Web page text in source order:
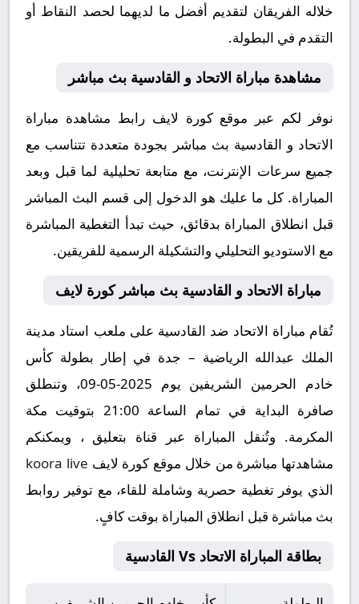
خلاله الفريقان لتقديم أفضل ما لديهما لحصد النقاط أو
التقدم في البطولة.
مشاهدة مباراة الاتحاد و القادسية بث مباشر
نوفر لكم عبر موقع كورة لايف رابط مشاهدة مباراة
الاتحاد و القادسية بث مباشر بجودة متعددة تتناسب مع
جميع سرعات الإنترنت، مع متابعة تحليلية لما قبل وبعد
المباراة. كل ما عليك هو الدخول إلى قسم البث المباشر
قبل انطلاق المباراة بدقائق، حيث تبدأ التغطية المباشرة
مع الاستوديو التحليلي والتشكيلة الرسمية للفريقين.
مباراة الاتحاد و القادسية بث مباشر كورة لايف
تُقام مباراة الاتحاد ضد القادسية على ملعب استاد مدينة
الملك عبدالله الرياضية – جدة في إطار بطولة كأس
خادم الحرمين الشريفين يوم 2025-05-09، وتنطلق
صافرة البداية في تمام الساعة 21:00 بتوقيت مكة
المكرمة. وتُنقل المباراة عبر قناة بتعليق ، ويمكنكم
مشاهدتها مباشرة من خلال موقع كورة لايف koora live
الذي يوفر تغطية حصرية وشاملة للقاء، مع توفير روابط
بث مباشرة قبل انطلاق المباراة بوقت كافٍ.
بطاقة المباراة الاتحاد Vs القادسية